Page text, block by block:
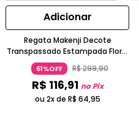
Adicionar
Regata Makenji Decote
Transpassado Estampada Floral
Alça Larga Bordô
61%OFF R$299,90
R$ 116,91 no Pix
ou 2x de R$ 64,95